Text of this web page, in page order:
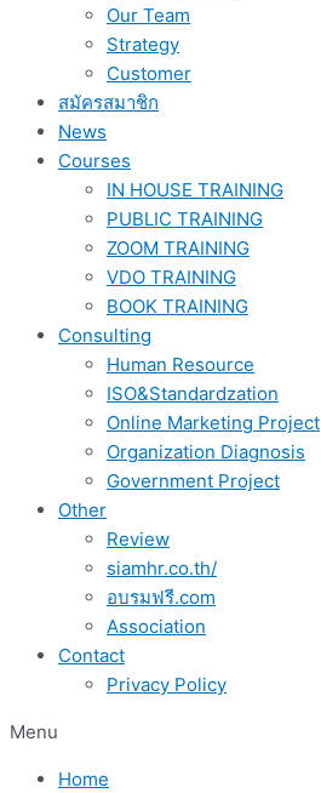
Our Team
Strategy
Customer
สมัครสมาชิก
News
Courses
IN HOUSE TRAINING
PUBLIC TRAINING
ZOOM TRAINING
VDO TRAINING
BOOK TRAINING
Consulting
Human Resource
ISO&Standardzation
Online Marketing Project
Organization Diagnosis
Government Project
Other
Review
siamhr.co.th/
อบรมฟรี.com
Association
Contact
Privacy Policy
Menu
Home